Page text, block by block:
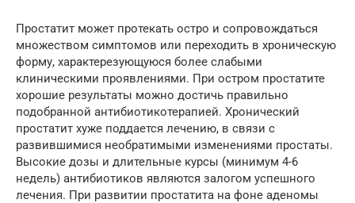
Простатит может протекать остро и сопровождаться
множеством симптомов или переходить в хроническую
форму, характерезующуюся более слабыми
клиническими проявлениями. При остром простатите
хорошие результаты можно достичь правильно
подобранной антибиотикотерапией. Хронический
простатит хуже поддается лечению, в связи с
развившимися необратимыми изменениями простаты.
Высокие дозы и длительные курсы (минимум 4-6
недель) антибиотиков являются залогом успешного
лечения. При развитии простатита на фоне аденомы